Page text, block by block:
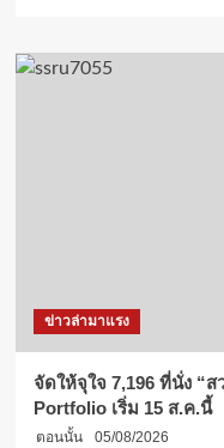
ข่าวล่ามาแรง
จัดให้จุใจ 7,196 ที่นั่ง “
Portfolio เริ่ม 15 ส.ค.นี้
ตอนนั้น 05/08/2026